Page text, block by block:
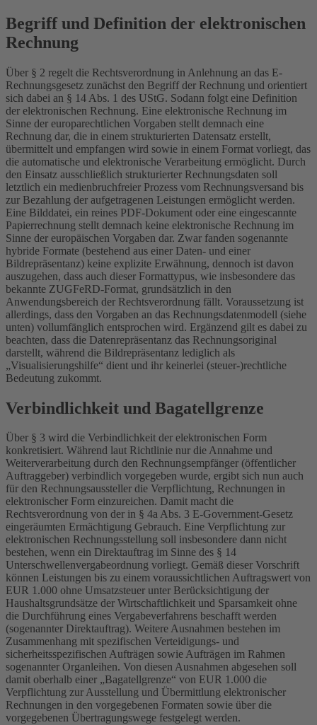
Begriff und Definition der elektronischen
Rechnung
Über § 2 regelt die Rechtsverordnung in Anlehnung an das E-
Rechnungsgesetz zunächst den Begriff der Rechnung und orientiert
sich dabei an § 14 Abs. 1 des UStG. Sodann folgt eine Definition
der elektronischen Rechnung. Eine elektronische Rechnung im
Sinne der europarechtlichen Vorgaben stellt demnach eine
Rechnung dar, die in einem strukturierten Datensatz erstellt,
übermittelt und empfangen wird sowie in einem Format vorliegt, das
die automatische und elektronische Verarbeitung ermöglicht. Durch
den Einsatz ausschließlich strukturierter Rechnungsdaten soll
letztlich ein medienbruchfreier Prozess vom Rechnungsversand bis
zur Bezahlung der aufgetragenen Leistungen ermöglicht werden.
Eine Bilddatei, ein reines PDF-Dokument oder eine eingescannte
Papierrechnung stellt demnach keine elektronische Rechnung im
Sinne der europäischen Vorgaben dar. Zwar fanden sogenannte
hybride Formate (bestehend aus einer Daten- und einer
Bildrepräsentanz) keine explizite Erwähnung, dennoch ist davon
auszugehen, dass auch dieser Formattypus, wie insbesondere das
bekannte ZUGFeRD-Format, grundsätzlich in den
Anwendungsbereich der Rechtsverordnung fällt. Voraussetzung ist
allerdings, dass den Vorgaben an das Rechnungsdatenmodell (siehe
unten) vollumfänglich entsprochen wird. Ergänzend gilt es dabei zu
beachten, dass die Datenrepräsentanz das Rechnungsoriginal
darstellt, während die Bildrepräsentanz lediglich als
„Visualisierungshilfe“ dient und ihr keinerlei (steuer-)rechtliche
Bedeutung zukommt.
Verbindlichkeit und Bagatellgrenze
Über § 3 wird die Verbindlichkeit der elektronischen Form
konkretisiert. Während laut Richtlinie nur die Annahme und
Weiterverarbeitung durch den Rechnungsempfänger (öffentlicher
Auftraggeber) verbindlich vorgegeben wurde, ergibt sich nun auch
für den Rechnungsaussteller die Verpflichtung, Rechnungen in
elektronischer Form einzureichen. Damit macht die
Rechtsverordnung von der in § 4a Abs. 3 E-Government-Gesetz
eingeräumten Ermächtigung Gebrauch. Eine Verpflichtung zur
elektronischen Rechnungsstellung soll insbesondere dann nicht
bestehen, wenn ein Direktauftrag im Sinne des § 14
Unterschwellenvergabeordnung vorliegt. Gemäß dieser Vorschrift
können Leistungen bis zu einem voraussichtlichen Auftragswert von
EUR 1.000 ohne Umsatzsteuer unter Berücksichtigung der
Haushaltsgrundsätze der Wirtschaftlichkeit und Sparsamkeit ohne
die Durchführung eines Vergabeverfahrens beschafft werden
(sogenannter Direktauftrag). Weitere Ausnahmen bestehen im
Zusammenhang mit spezifischen Verteidigungs- und
sicherheitsspezifischen Aufträgen sowie Aufträgen im Rahmen
sogenannter Organleihen. Von diesen Ausnahmen abgesehen soll
damit oberhalb einer „Bagatellgrenze“ von EUR 1.000 die
Verpflichtung zur Ausstellung und Übermittlung elektronischer
Rechnungen in den vorgegebenen Formaten sowie über die
vorgegebenen Übertragungswege festgelegt werden.